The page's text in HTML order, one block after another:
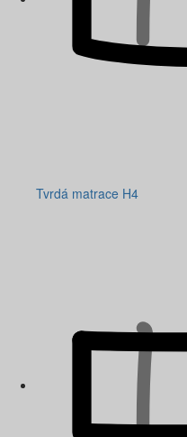
Tvrdá matrace H4